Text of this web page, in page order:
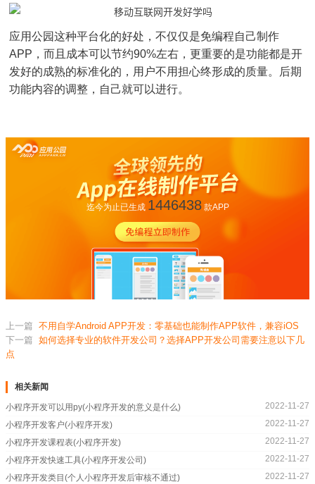
应用公园这种平台化的好处，不仅仅是免编程自己制作
APP，而且成本可以节约90%左右，更重要的是功能都是开
发好的成熟的标准化的，用户不用担心终形成的质量。后期
功能内容的调整，自己就可以进行。
迄今为止已生成 1446438款APP
上一篇 不用自学Android APP开发：零基础也能制作APP软件，兼容iOS
下一篇 如何选择专业的软件开发公司？选择APP开发公司需要注意以下几
点
相关新闻
小程序开发可以用py(小程序开发的意义是什么)
2022-11-27
小程序开发客户(小程序开发)
2022-11-27
小程序开发课程表(小程序开发)
2022-11-27
小程序开发快速工具(小程序开发公司)
2022-11-27
小程序开发类目(个人小程序开发后审核不通过)
2022-11-27